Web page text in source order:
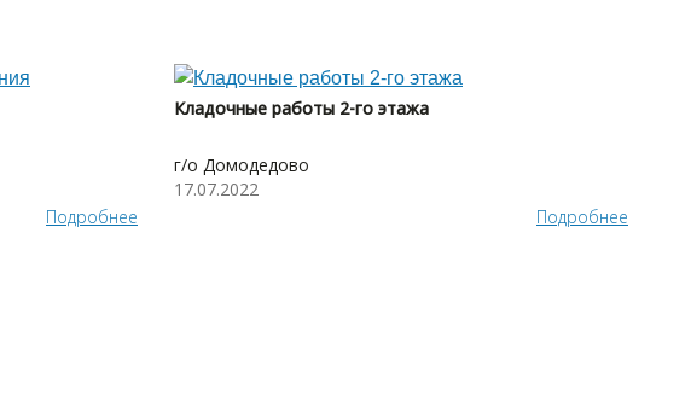
Подробнее
Кладочные работы 2-го этажа
г/о Домодедово
17.07.2022
Подробнее